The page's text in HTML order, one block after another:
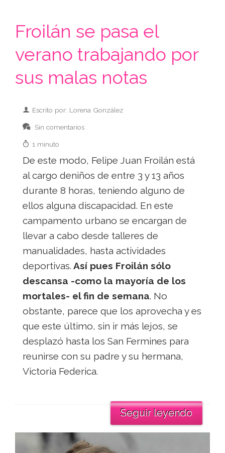
Froilán se pasa el
verano trabajando por
sus malas notas
Escrito por: Lorena González
Sin comentarios
1 minuto
De este modo, Felipe Juan Froilán está
al cargo deniños de entre 3 y 13 años
durante 8 horas, teniendo alguno de
ellos alguna discapacidad. En este
campamento urbano se encargan de
llevar a cabo desde talleres de
manualidades, hasta actividades
deportivas. Así pues Froilán sólo
descansa -como la mayoría de los
mortales- el fin de semana. No
obstante, parece que los aprovecha y es
que este último, sin ir más lejos, se
desplazó hasta los San Fermines para
reunirse con su padre y su hermana,
Victoria Federica.
Seguir leyendo